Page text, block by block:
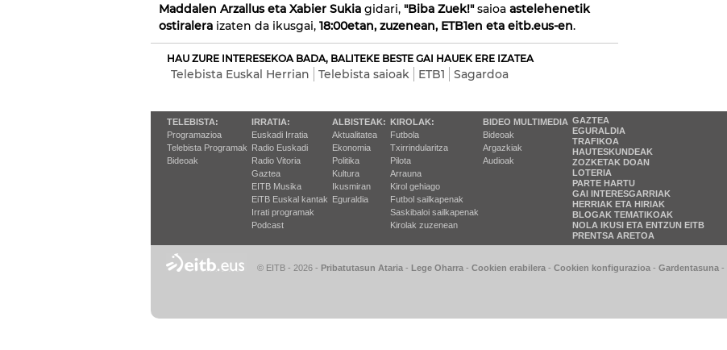
Maddalen Arzallus eta Xabier Sukia gidari, "Biba Zuek!"saioa astelehenetik
ostiralera izaten da ikusgai, 18:00etan, zuzenean, ETB1en eta eitb.eus-en.
HAU ZURE INTERESEKOA BADA, BALITEKE BESTE GAI HAUEK ERE IZATEA
Telebista Euskal Herrian Telebista saioak ETB1 Sagardoa
TELEBISTA:
Programazioa
Telebista Programak
Bideoak
IRRATIA:
Euskadi Irratia
Radio Euskadi
Radio Vitoria
Gaztea
EITB Musika
EiTB Euskal kantak
Irrati programak
Podcast
ALBISTEAK:
Aktualitatea
Ekonomia
Politika
Kultura
Ikusmiran
Eguraldia
KIROLAK:
Futbola
Txirrindularitza
Pilota
Arrauna
Kirol gehiago
Futbol sailkapenak
Saskibaloi sailkapenak
Kirolak zuzenean
BIDEO MULTIMEDIA
Bideoak
Argazkiak
Audioak
GAZTEA
EGURALDIA
TRAFIKOA
HAUTESKUNDEAK
ZOZKETAK DOAN
LOTERIA
PARTE HARTU
GAI INTERESGARRIAK
HERRIAK ETA HIRIAK
BLOGAK TEMATIKOAK
NOLA IKUSI ETA ENTZUN EITB
PRENTSA ARETOA
© EITB - 2026 - Pribatutasun Ataria - Lege Oharra - Cookien erabilera - Cookien konfigurazioa - Gardentasuna -